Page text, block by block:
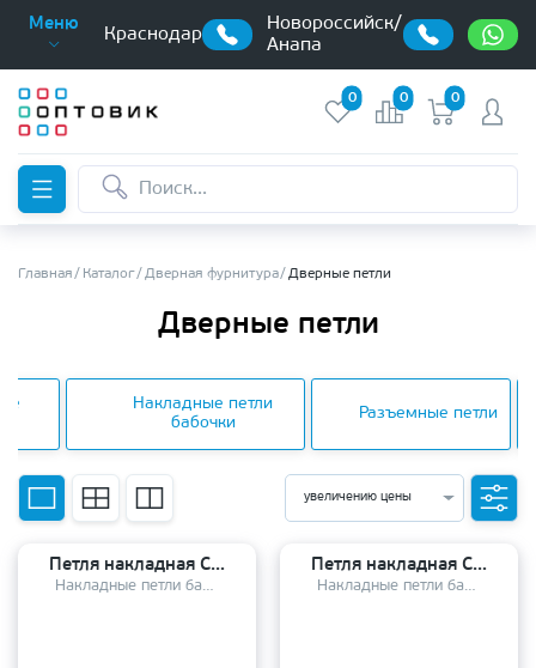
Меню
Краснодар
Новороссийск/
Анапа
0 0 0
Главная Каталог Дверная фурнитура Дверные петли
Дверные петли
Накладные петли
бабочки
Разъемные петли
увеличению цены
Петля накладная Code Deco 100*75*2,5 - В2 GMS
Накладные петли бабочки
Петля накладная Code Deco 100*75*2,5 - В2 СRS
Накладные петли бабочки